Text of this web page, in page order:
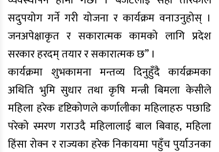
सदुपयोग गर्ने गरी योजना र कार्यक्रम वनाउनुहोस् ।
जनअपेक्षाकृत र सकारात्मक कामको लागि प्रदेश
सरकार हरदम् तयार र सकारात्मक छ” ।
कार्यक्रमा शुभकामना मन्तव्य दिनुहुँदै कार्यक्रमका
अथिति भुमि सुधार तथा कृषि मन्त्री बिमला केसीले
महिला हरेक दृष्टिकोणले कर्णालीका महिलाहरु पछाडि
परेको स्मरण गराउदै महिलालाई बाल बिवाह, महिला
हिंसा रोक्न र राज्यका हरेक निकायमा पहुँच पुर्याउनका